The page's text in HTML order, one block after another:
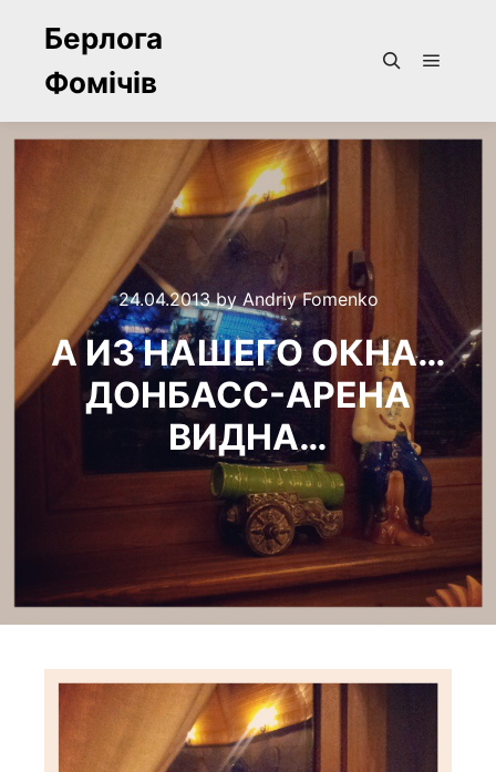
Берлога
Фомічів
24.04.2013byAndriy Fomenko
А ИЗ НАШЕГО ОКНА…
ДОНБАСС-АРЕНА
ВИДНА…